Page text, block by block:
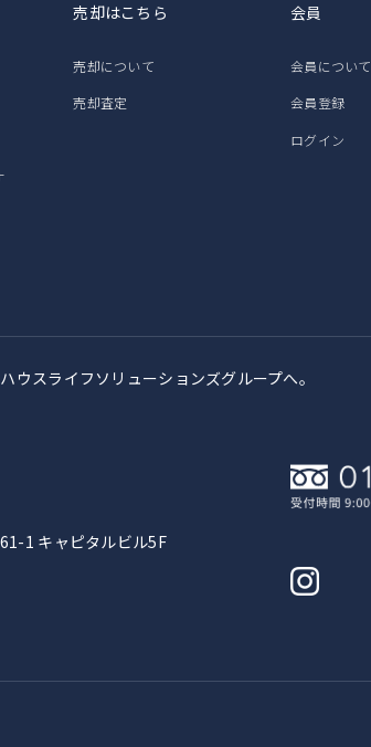
売却はこちら
売却について
売却査定
会員
会員について
会員登録
ログイン
ウスライフソリューションズグループへ。
1 キャピタルビル5F